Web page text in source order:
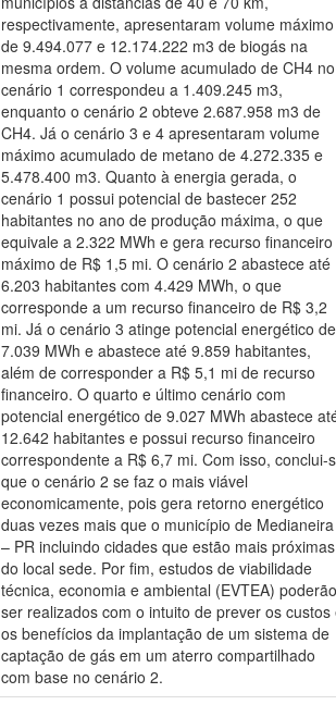
respectivamente, apresentaram volume máximo
de 9.494.077 e 12.174.222 m3 de biogás na
mesma ordem. O volume acumulado de CH4 no
cenário 1 correspondeu a 1.409.245 m3,
enquanto o cenário 2 obteve 2.687.958 m3 de
CH4. Já o cenário 3 e 4 apresentaram volume
máximo acumulado de metano de 4.272.335 e
5.478.400 m3. Quanto à energia gerada, o
cenário 1 possui potencial de bastecer 252
habitantes no ano de produção máxima, o que
equivale a 2.322 MWh e gera recurso financeiro
máximo de R$ 1,5 mi. O cenário 2 abastece até
6.203 habitantes com 4.429 MWh, o que
corresponde a um recurso financeiro de R$ 3,2
mi. Já o cenário 3 atinge potencial energético de
7.039 MWh e abastece até 9.859 habitantes,
além de corresponder a R$ 5,1 mi de recurso
financeiro. O quarto e último cenário com
potencial energético de 9.027 MWh abastece
12.642 habitantes e possui recurso financeiro
correspondente a R$ 6,7 mi. Com isso, conclui-
que o cenário 2 se faz o mais viável
economicamente, pois gera retorno energético
duas vezes mais que o município de Medianeira
– PR incluindo cidades que estão mais próximas
do local sede. Por fim, estudos de viabilidade
técnica, economia e ambiental (EVTEA) poderão
ser realizados com o intuito de prever os custos
os benefícios da implantação de um sistema de
captação de gás em um aterro compartilhado
com base no cenário 2.